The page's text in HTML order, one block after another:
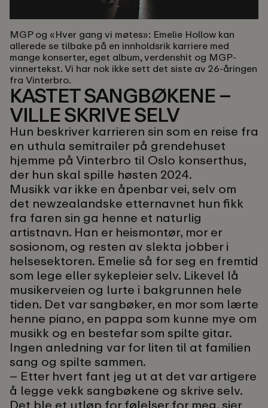
MGP og «Hver gang vi møtes»: Emelie Hollow kan
allerede se tilbake på en innholdsrik karriere med
mange konserter, eget album, verdenshit og MGP-
vinnertekst. Vi har nok ikke sett det siste av 26-åringen
fra Vinterbro.
KASTET SANGBØKENE –
VILLE SKRIVE SELV
Hun beskriver karrieren sin som en reise fra
en uthula semitrailer på grendehuset
hjemme på Vinterbro til Oslo konserthus,
der hun skal spille høsten 2024.
Musikk var ikke en åpenbar vei, selv om
det newzealandske etternavnet hun fikk
fra faren sin ga henne et naturlig
artistnavn. Han er heismontør, mor er
sosionom, og resten av slekta jobber i
helsesektoren. Emelie så for seg en fremtid
som lege eller sykepleier selv. Likevel lå
musikerveien og lurte i bakgrunnen hele
tiden. Det var sangbøker, en mor som lærte
henne piano, en pappa som kunne mye om
musikk og en bestefar som spilte gitar.
Ingen anledning var for liten til at familien
sang og spilte sammen.
– Etter hvert fant jeg ut at det var artigere
å legge vekk sangbøkene og skrive selv.
Det ble et utløp for følelser for meg, sier